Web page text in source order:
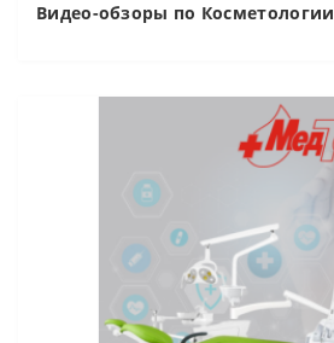
Видео-обзоры по Косметологии